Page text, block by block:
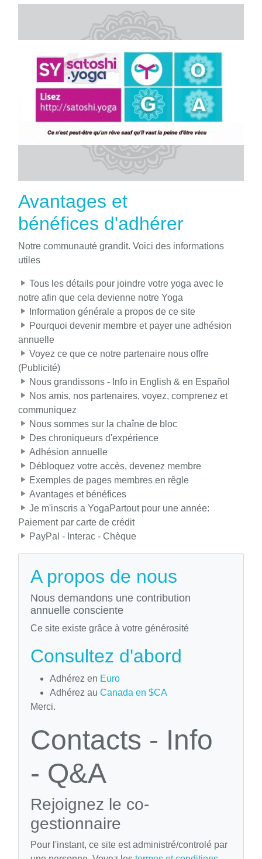
Avantages et
bénéfices d'adhérer
Notre communauté grandit. Voici des informations
utiles
Tous les détails pour joindre votre yoga avec le
notre afin que cela devienne notre Yoga
Information générale a propos de ce site
Pourquoi devenir membre et payer une adhésion
annuelle
Voyez ce que ce notre partenaire nous offre
(Publicité)
Nous grandissons - Info in English & en Español
Nos amis, nos partenaires, voyez, comprenez et
communiquez
Nous sommes sur la chaîne de bloc
Des chroniqueurs d'expérience
Adhésion annuelle
Débloquez votre accès, devenez membre
Exemples de pages membres en rêgle
Avantages et bénéfices
Je m'inscris a YogaPartout pour une année:
Paiement par carte de crédit
PayPal - Interac - Chèque
A propos de nous
Nous demandons une contribution
annuelle consciente
Ce site existe grâce à votre générosité
Consultez d'abord
Adhérez en Euro
Adhérez au Canada en $CA
Merci.
Contacts - Info
- Q&A
Rejoignez le co-
gestionnaire
Pour l'instant, ce site est administré/controlé par